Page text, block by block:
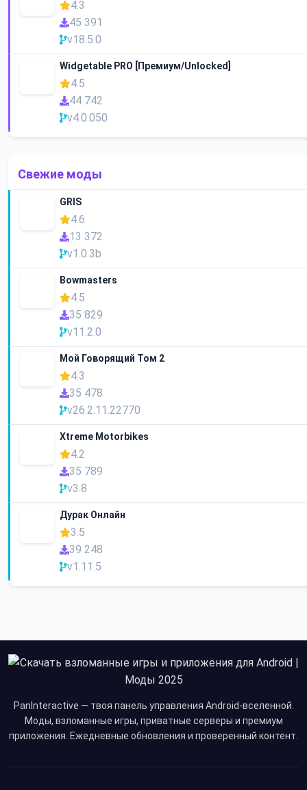
4.3
45 391
v18.5.0
Widgetable PRO [Премиум/Unlocked]
4.5
44 742
v4.0.050
Свежие моды
GRIS
4.6
13 372
v1.0.3b
Bowmasters
4.5
35 829
v11.2.0
Мой Говорящий Том 2
4.3
35 478
v26.2.11.22770
Xtreme Motorbikes
4.2
35 789
v3.8
Дурак Онлайн
3.5
39 248
v1.11.5
PanInteractive — твоя панель управления Android-вселенной.
Моды, взломанные игры, приватные серверы и премиум
приложения. Ежедневные обновления и проверенный контент.